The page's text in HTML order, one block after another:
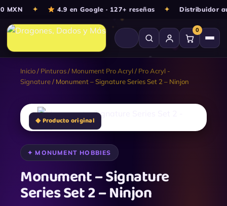
4.9 en Google · 127+ reseñas Distribuidor
0
Ir
contenido
Inicio/ Pinturas/ Monument Pro Acryl / Pro Acryl -
Signature/ Monument – Signature Series Set 2 – Ninjon
◆ Producto original
✦ MONUMENT HOBBIES
Monument – Signature
Series Set 2 – Ninjon
Monument
-
Series
Set
2